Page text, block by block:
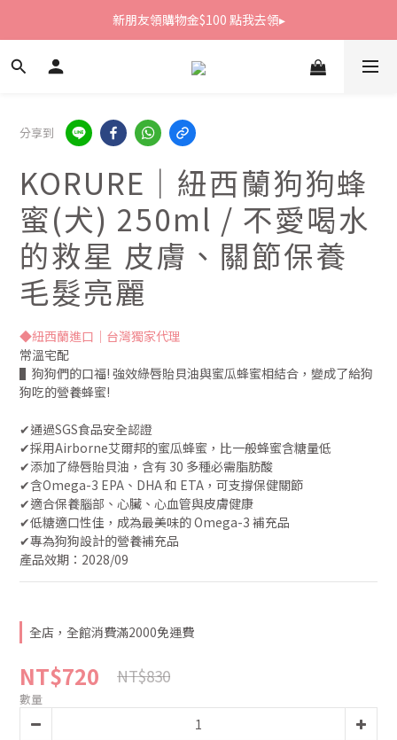
新朋友領購物金$100 點我去領▸
新朋友領購物金$100 點我去領▸
全館滿1800免運
分享到
KORURE｜紐西蘭狗狗蜂
蜜(犬) 250ml / 不愛喝水
的救星 皮膚、關節保養
毛髮亮麗
◆紐西蘭進口｜台灣獨家代理
常溫宅配
▌狗狗們的口福! 強效綠唇貽貝油與蜜瓜蜂蜜相結合，變成了給狗
狗吃的營養蜂蜜!
✔︎通過SGS食品安全認證
✔︎採用Airborne艾爾邦的蜜瓜蜂蜜，比一般蜂蜜含糖量低
✔︎添加了綠唇貽貝油，含有 30 多種必需脂肪酸
✔︎含Omega-3 EPA、DHA 和 ETA，可支撐保健關節
✔︎適合保養腦部、心臟、心血管與皮膚健康
✔︎低糖適口性佳，成為最美味的 Omega-3 補充品
✔︎專為狗狗設計的營養補充品
產品效期：2028/09
全店，全館消費滿2000免運費
NT$720 NT$830
數量